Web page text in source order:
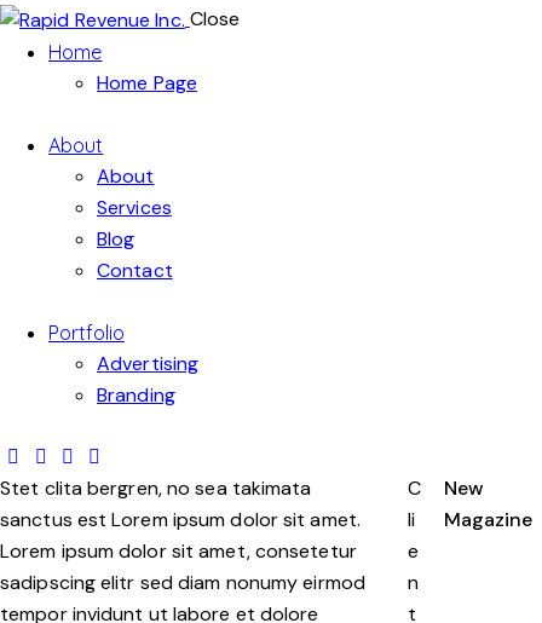
Close
Home
Home Page
About
About
Services
Blog
Contact
Portfolio
Advertising
Branding
Stet clita bergren, no sea takimata
sanctus est Lorem ipsum dolor sit amet.
Lorem ipsum dolor sit amet, consetetur
sadipscing elitr sed diam nonumy eirmod
tempor invidunt ut labore et dolore
C
li
e
n
t
New
Magazine